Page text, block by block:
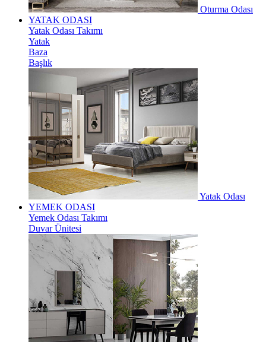
Oturma Odası
YATAK ODASI
Yatak Odası Takımı
Yatak
Baza
Başlık
Yatak Odası
YEMEK ODASI
Yemek Odası Takımı
Duvar Ünitesi